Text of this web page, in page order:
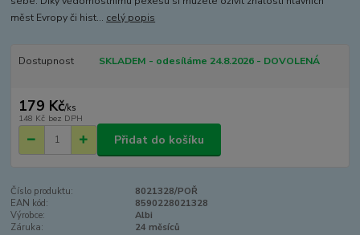
měst Evropy či hist... celý popis
Dostupnost SKLADEM - odesíláme 24.8.2026 - DOVOLENÁ
179 Kč/ks
148 Kč bez DPH
Přidat do košíku
Číslo produktu:
8021328/POŘ
EAN kód:
8590228021328
Výrobce:
Albi
Záruka:
24 měsíců